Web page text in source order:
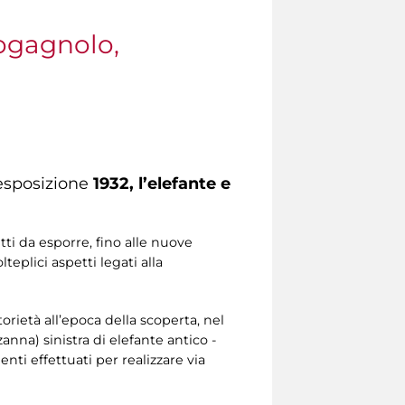
1932, l’elefante e
da esporre, fino alle nuove
aspetti legati alla
all’epoca della scoperta, nel
sinistra di elefante antico -
effettuati per realizzare via